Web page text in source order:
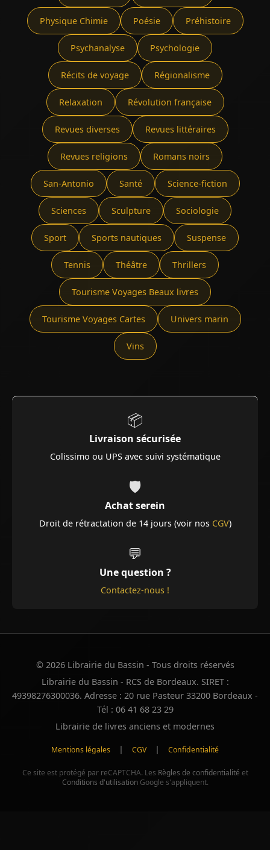
Physique Chimie Poésie Préhistoire
Psychanalyse Psychologie
Récits de voyage Régionalisme
Relaxation Révolution française
Revues diverses Revues littéraires
Revues religions Romans noirs
San-Antonio Santé Science-fiction
Sciences Sculpture Sociologie
Sport Sports nautiques Suspense
Tennis Théâtre Thrillers
Tourisme Voyages Beaux livres
Tourisme Voyages Cartes Univers marin
Vins
📦
Livraison sécurisée
Colissimo ou UPS avec suivi systématique
🛡️
Achat serein
Droit de rétractation de 14 jours (voir nos CGV)
💬
Une question ?
Contactez-nous !
© 2026 Librairie du Bassin - Tous droits réservés
Librairie du Bassin - RCS de Bordeaux. SIRET :
49398276300036. Adresse : 20 rue Pasteur 33200 Bordeaux -
Tél : 06 41 68 23 29
Librairie de livres anciens et modernes
Mentions légales | CGV | Confidentialité
Ce site est protégé par reCAPTCHA. Les Règles de confidentialité et
Conditions d'utilisationGoogle s'appliquent.